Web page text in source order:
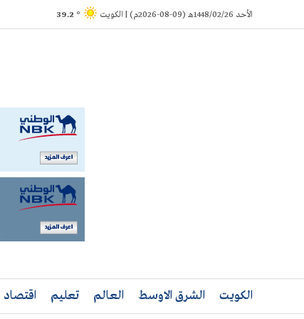
to
الأحد 1448/02/26هـ (09-08-2026م) | الكويت ° 39.2
الكويت الشرق الاوسط العالم تعليم اقتصاد